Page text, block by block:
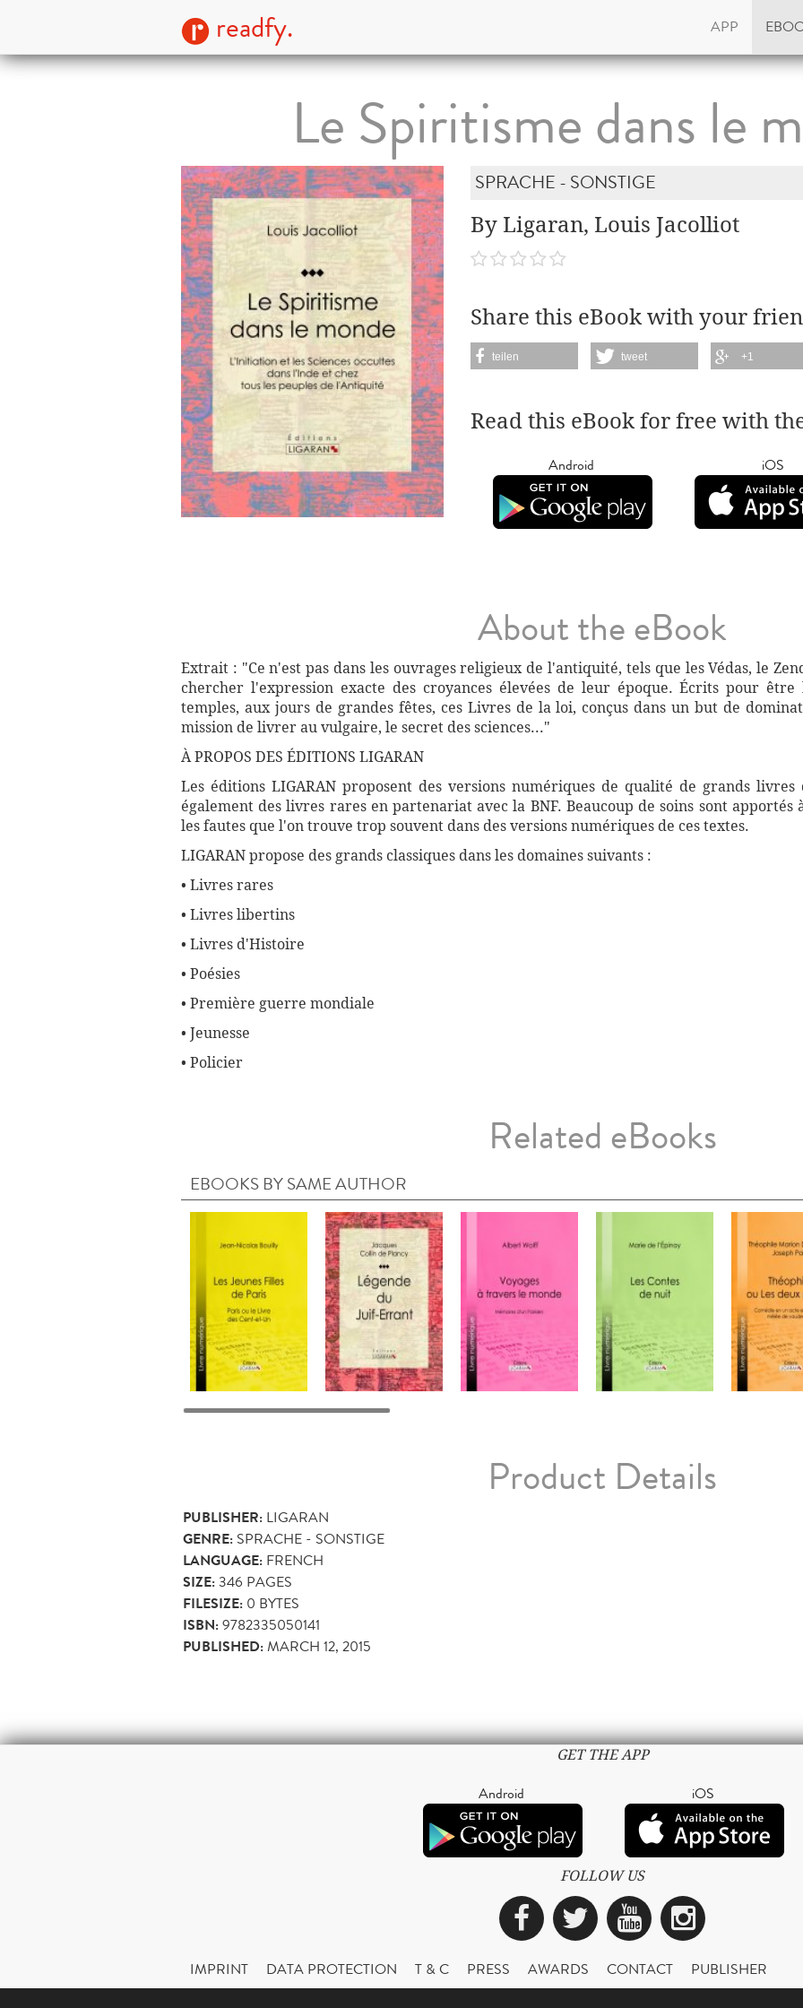
readfy. APP
Le Spiritisme dans le
SPRACHE - SONSTIGE
By Ligaran, Louis Jacolliot
Share this eBook with your
teilen tweet +1
Read this eBook for free with
Android iOS
About the eBook
Extrait : "Ce n'est pas dans les ouvrages religieux de l'antiquité, tels que les Védas, le
chercher l'expression exacte des croyances élevées de leur époque. Écrits pour
temples, aux jours de grandes fêtes, ces Livres de la loi, conçus dans un but de
mission de livrer au vulgaire, le secret des sciences..."
À PROPOS DES ÉDITIONS LIGARAN
Les éditions LIGARAN proposent des versions numériques de qualité de grands
également des livres rares en partenariat avec la BNF. Beaucoup de soins sont
les fautes que l'on trouve trop souvent dans des versions numériques de ces textes.
LIGARAN propose des grands classiques dans les domaines suivants :
• Livres rares
• Livres libertins
• Livres d'Histoire
• Poésies
• Première guerre mondiale
• Jeunesse
• Policier
Related eBooks
EBOOKS BY SAME AUTHOR
Product Details
PUBLISHER: LIGARAN
GENRE: SPRACHE - SONSTIGE
LANGUAGE: FRENCH
SIZE:346 PAGES
FILESIZE: 0 BYTES
ISBN:9782335050141
PUBLISHED:MARCH 12, 2015
GET THE APP
Android iOS
FOLLOW US
Facebook
TwitterYouTubeInstagram
IMPRINT DATA PROTECTION T & C PRESS AWARDS CONTACT PUBLISHER